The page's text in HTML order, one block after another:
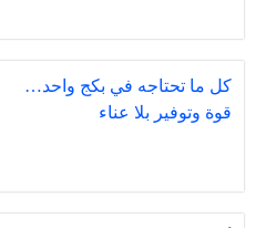
كل ما تحتاجه في بكج واحد…
قوة وتوفير بلا عناء